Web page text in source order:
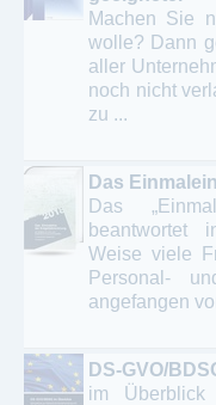
Machen Sie
wolle? Dann
aller
noch nicht
zu ...
Das
Das
beantwortet
Weise viele
Personal-
angefangen
DS-GVO/
im Überblick